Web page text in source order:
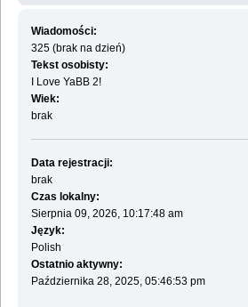
Wiadomości:
325 (brak na dzień)
Tekst osobisty:
I Love YaBB 2!
Wiek:
brak
Data rejestracji:
brak
Czas lokalny:
Sierpnia 09, 2026, 10:17:48 am
Język:
Polish
Ostatnio aktywny:
Października 28, 2025, 05:46:53 pm